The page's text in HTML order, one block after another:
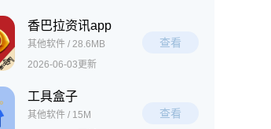
香巴拉资讯app
其他软件 / 28.6MB
2026-06-03更新
查看
工具盒子
其他软件 / 15M
查看